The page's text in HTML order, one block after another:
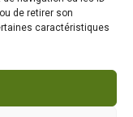
de retirer son
caractéristiques